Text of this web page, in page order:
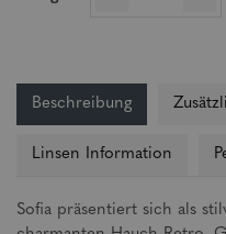
Beschreibung
Linsen Information
Sofia präsentiert sich als